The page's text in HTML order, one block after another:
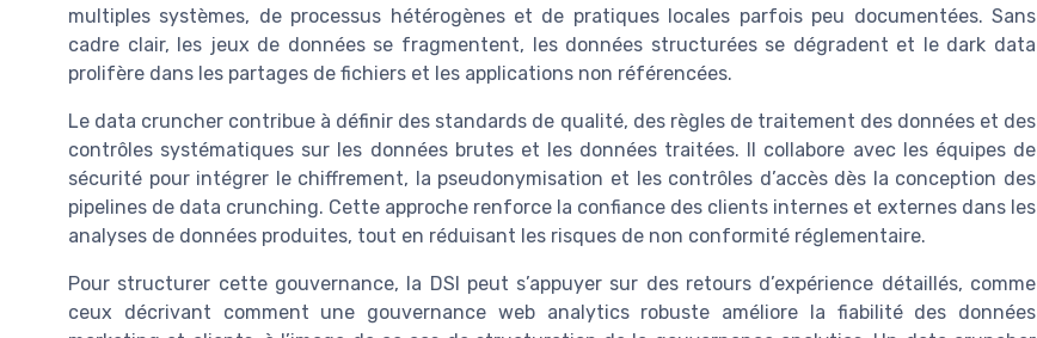
multiples systèmes, de processus hétérogènes et de pratiques locales parfois peu documentées. Sans
cadre clair, les jeux de données se fragmentent, les données structurées se dégradent et le dark data
prolifère dans les partages de fichiers et les applications non référencées.
Le data cruncher contribue à définir des standards de qualité, des règles de traitement des données et des
contrôles systématiques sur les données brutes et les données traitées. Il collabore avec les équipes de
sécurité pour intégrer le chiffrement, la pseudonymisation et les contrôles d’accès dès la conception des
pipelines de data crunching. Cette approche renforce la confiance des clients internes et externes dans les
analyses de données produites, tout en réduisant les risques de non conformité réglementaire.
Pour structurer cette gouvernance, la DSI peut s’appuyer sur des retours d’expérience détaillés, comme
ceux décrivant comment une gouvernance web analytics robuste améliore la fiabilité des données